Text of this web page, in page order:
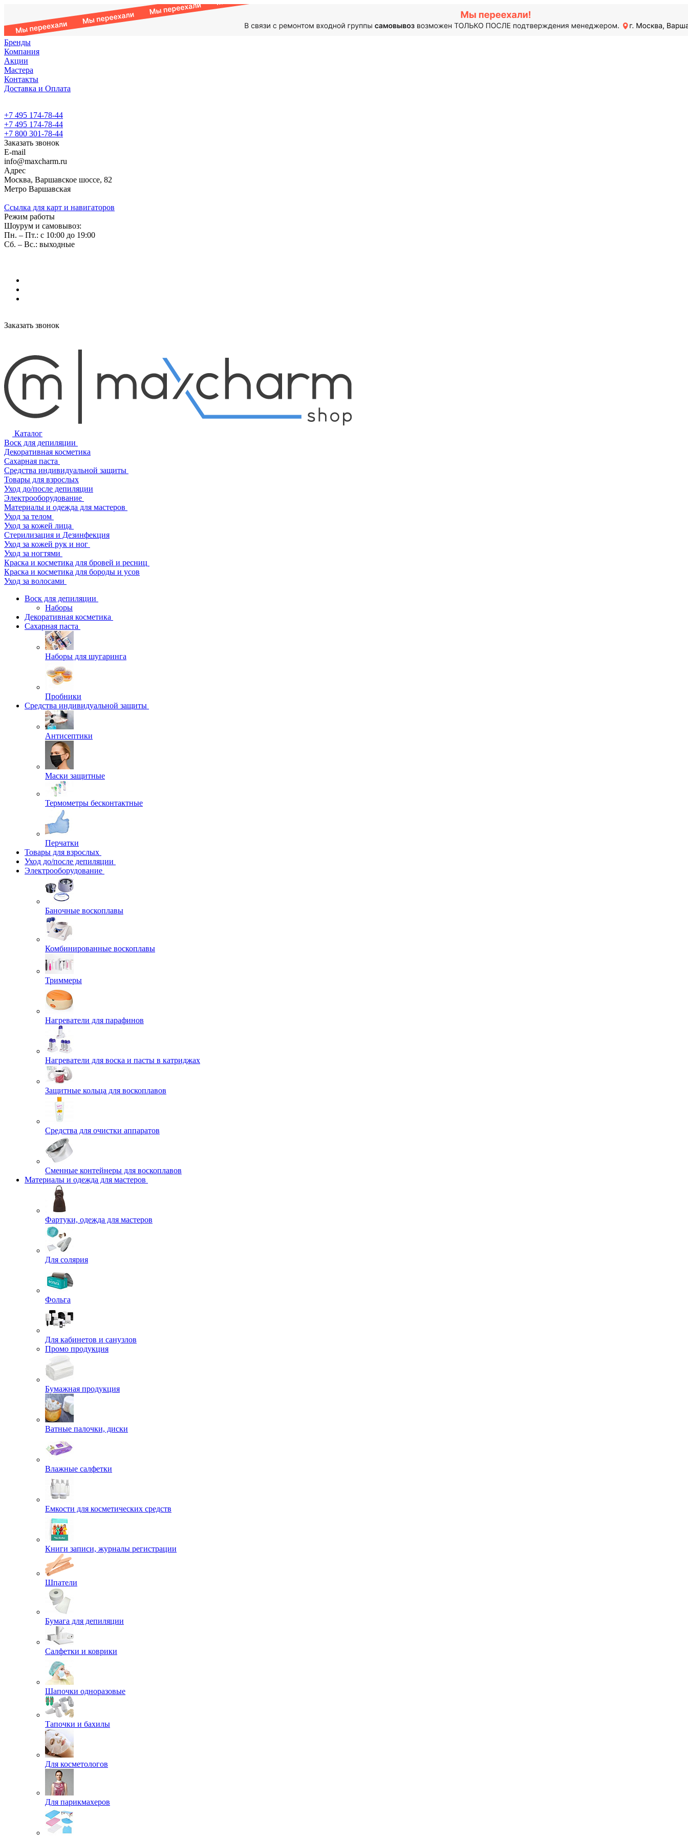
Бренды
Компания
Акции
Мастера
Контакты
Доставка и Оплата
+7 495 174-78-44
+7 495 174-78-44
+7 800 301-78-44
Заказать звонок
E-mail
info@maxcharm.ru
Адрес
Москва, Варшавское шоссе, 82
Метро Варшавская
Ссылка для карт и навигаторов
Режим работы
Шоурум и самовывоз:
Пн. – Пт.: с 10:00 до 19:00
Сб. – Вс.: выходные
Заказать звонок
Каталог
Воск для депиляции
Декоративная косметика
Сахарная паста
Средства индивидуальной защиты
Товары для взрослых
Уход до/после депиляции
Электрооборудование
Материалы и одежда для мастеров
Уход за телом
Уход за кожей лица
Стерилизация и Дезинфекция
Уход за кожей рук и ног
Уход за ногтями
Краска и косметика для бровей и ресниц
Краска и косметика для бороды и усов
Уход за волосами
Воск для депиляции
Наборы
Декоративная косметика
Сахарная паста
Наборы для шугаринга
Пробники
Средства индивидуальной защиты
Антисептики
Маски защитные
Термометры бесконтактные
Перчатки
Товары для взрослых
Уход до/после депиляции
Электрооборудование
Баночные воскоплавы
Комбинированные воскоплавы
Триммеры
Нагреватели для парафинов
Нагреватели для воска и пасты в катриджах
Защитные кольца для воскоплавов
Средства для очистки аппаратов
Сменные контейнеры для воскоплавов
Материалы и одежда для мастеров
Фартуки, одежда для мастеров
Для солярия
Фольга
Для кабинетов и санузлов
Промо продукция
Бумажная продукция
Ватные палочки, диски
Влажные салфетки
Емкости для косметических средств
Книги записи, журналы регистрации
Шпатели
Бумага для депиляции
Салфетки и коврики
Шапочки одноразовые
Тапочки и бахилы
Для косметологов
Для парикмахеров